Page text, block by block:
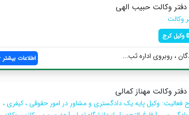
دفتر وکالت حبیب الهی
وکالت
وکیل کرج
، روبروي اداره ثب... اطلاعات بیشتر
دفتر وکالت مهناز کمالی
فعالیت: وکیل پایه یک دادگستری و مشاور در امور حقوقی ، کیفری ،